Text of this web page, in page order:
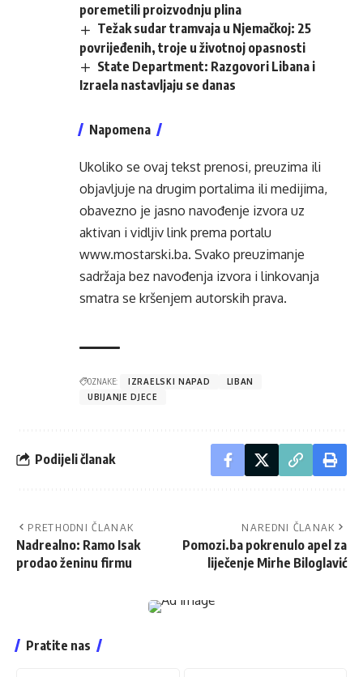
poremetili proizvodnju plina
Težak sudar tramvaja u Njemačkoj: 25
povrijeđenih, troje u životnoj opasnosti
State Department: Razgovori Libana i
Izraela nastavljaju se danas
Napomena
Ukoliko se ovaj tekst prenosi, preuzima ili
objavljuje na drugim portalima ili medijima,
obavezno je jasno navođenje izvora uz
aktivan i vidljiv link prema portalu
www.mostarski.ba. Svako preuzimanje
sadržaja bez navođenja izvora i linkovanja
smatra se kršenjem autorskih prava.
OZNAKE: IZRAELSKI NAPAD
LIBAN
UBIJANJE DJECE
Podijeli članak
PRETHODNI ČLANAK
Nadrealno: Ramo Isak
prodao ženinu firmu
NAREDNI ČLANAK
Pomozi.ba pokrenulo apel za
liječenje Mirhe Biloglavić
Pratite nas